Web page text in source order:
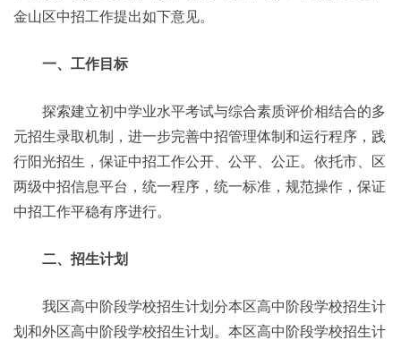
金山区中招工作提出如下意见。
一、工作目标
探索建立初中学业水平考试与综合素质评价相结合的多
元招生录取机制，进一步完善中招管理体制和运行程序，践
行阳光招生，保证中招工作公开、公平、公正。依托市、区
两级中招信息平台，统一程序，统一标准，规范操作，保证
中招工作平稳有序进行。
二、招生计划
我区高中阶段学校招生计划分本区高中阶段学校招生计
划和外区高中阶段学校招生计划。本区高中阶段学校招生计